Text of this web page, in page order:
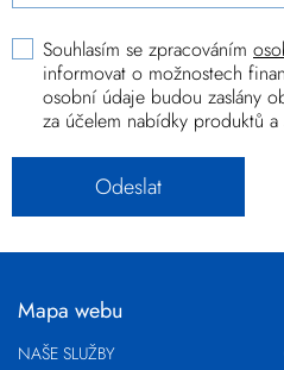
Souhlasím se zpracováním
informovat o možnostech
osobní údaje budou zaslány
za účelem nabídky produktů
Mapa webu
NAŠE SLUŽBY